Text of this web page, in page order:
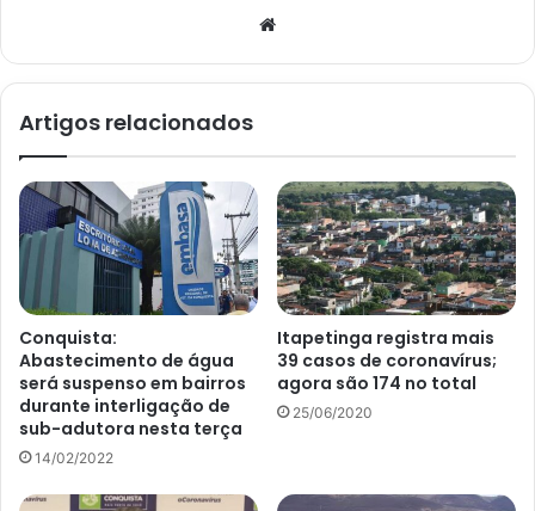
Artigos relacionados
Conquista:
Abastecimento de água
será suspenso em bairros
durante interligação de
sub-adutora nesta terça
14/02/2022
Itapetinga registra mais
39 casos de coronavírus;
agora são 174 no total
25/06/2020